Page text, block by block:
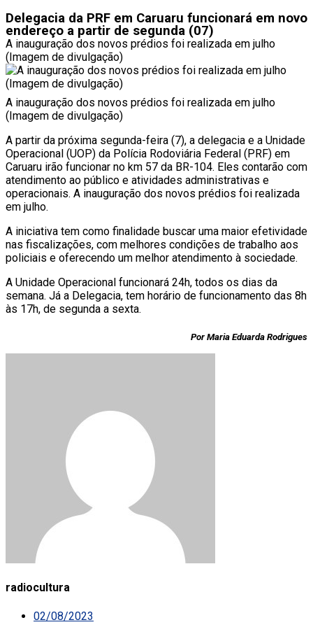
Delegacia da PRF em Caruaru funcionará em novo
endereço a partir de segunda (07)
A inauguração dos novos prédios foi realizada em julho
(Imagem de divulgação)
A inauguração dos novos prédios foi realizada em julho
(Imagem de divulgação)
A partir da próxima segunda-feira (7), a delegacia e a Unidade
Operacional (UOP) da Polícia Rodoviária Federal (PRF) em
Caruaru irão funcionar no km 57 da BR-104. Eles contarão com
atendimento ao público e atividades administrativas e
operacionais. A inauguração dos novos prédios foi realizada
em julho.
A iniciativa tem como finalidade buscar uma maior efetividade
nas fiscalizações, com melhores condições de trabalho aos
policiais e oferecendo um melhor atendimento à sociedade.
A Unidade Operacional funcionará 24h, todos os dias da
semana. Já a Delegacia, tem horário de funcionamento das 8h
às 17h, de segunda a sexta.
Por Maria Eduarda Rodrigues
radiocultura
02/08/2023